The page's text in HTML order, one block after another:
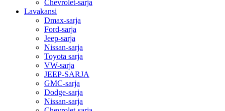
Chevrolet-sarja
Lavakansi
Dmax-sarja
Ford-sarja
Jeep-sarja
Nissan-sarja
Toyota sarja
VW-sarja
JEEP-SARJA
GMC-sarja
Dodge-sarja
Nissan-sarja